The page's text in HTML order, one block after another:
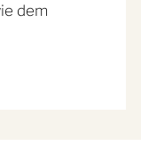
dem